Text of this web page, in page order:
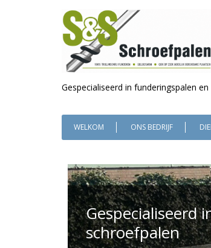
Gespecialiseerd in funderingspalen
WELKOM ONS BEDRIJF
Gespecialiseerd
schroefpalen